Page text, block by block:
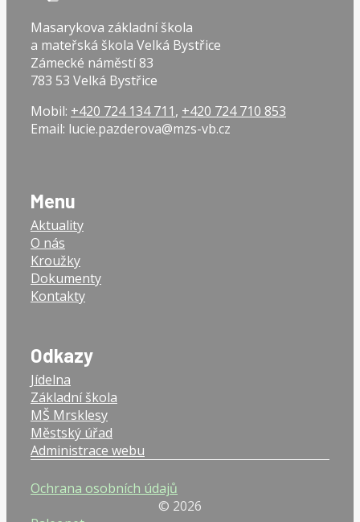
Masarykova základní škola
a mateřská škola Velká Bystřice
Zámecké náměstí 83
783 53 Velká Bystřice
Mobil: +420 724 134 711, +420 724 710 853
Email: lucie.pazderova@mzs-vb.cz
Menu
Aktuality
O nás
Kroužky
Dokumenty
Kontakty
Odkazy
Jídelna
Základní škola
MŠ Mrsklesy
Městský úřad
Administrace webu
Ochrana osobních údajů
© 2026